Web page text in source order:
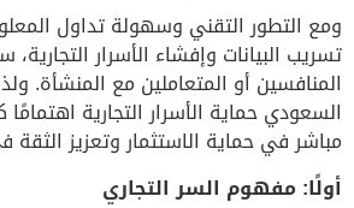
ومع التطور التقني وسهولة تداول
تسريب البيانات وإفشاء الأسرار
المنافسين أو المتعاملين مع المنشأة.
السعودي حماية الأسرار التجارية اهتمامًا
مباشر في حماية الاستثمار وتعزيز الثقة
أولًا: مفهوم السر التجاري